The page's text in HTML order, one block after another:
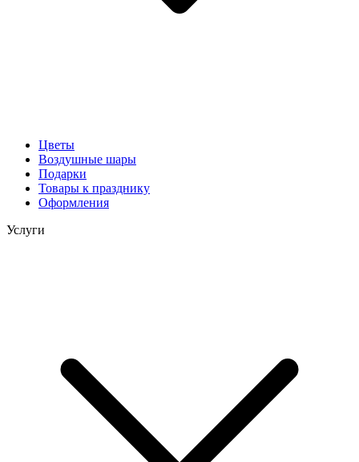
Цветы
Воздушные шары
Подарки
Товары к празднику
Оформления
Услуги